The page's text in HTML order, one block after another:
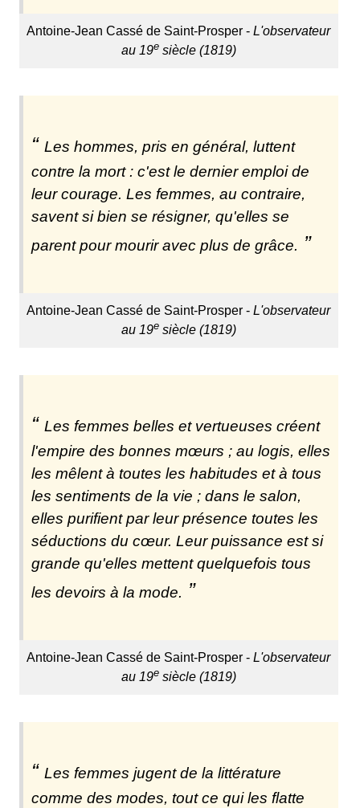
Antoine-Jean Cassé de Saint-Prosper -L'observateur
au 19esiècle (1819)
Les hommes, pris en général, luttent
contre la mort : c'est le dernier emploi de
leur courage. Les femmes, au contraire,
savent si bien se résigner, qu'elles se
parent pour mourir avec plus de grâce.
Antoine-Jean Cassé de Saint-Prosper -L'observateur
au 19esiècle (1819)
Les femmes belles et vertueuses créent
l'empire des bonnes mœurs ; au logis, elles
les mêlent à toutes les habitudes et à tous
les sentiments de la vie ; dans le salon,
elles purifient par leur présence toutes les
séductions du cœur. Leur puissance est si
grande qu'elles mettent quelquefois tous
les devoirs à la mode.
Antoine-Jean Cassé de Saint-Prosper -L'observateur
au 19esiècle (1819)
Les femmes jugent de la littérature
comme des modes, tout ce qui les flatte